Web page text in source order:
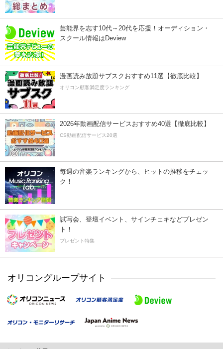
芸能界を志す10代～20代を応援！オーディション・
スクール情報はDeview
漫画読み放題サブスクおすすめ11選【徹底比較】
オリコン顧客満足度ランキング
2026年動画配信サービスおすすめ40選【徹底比較】
CS動画配信サービス20選
毎週の音楽ランキングから、ヒットの推移をチェッ
ク！
試写会、登壇イベント、サインチェキなどプレゼン
ト！
プレゼント特集
オリコングループサイト